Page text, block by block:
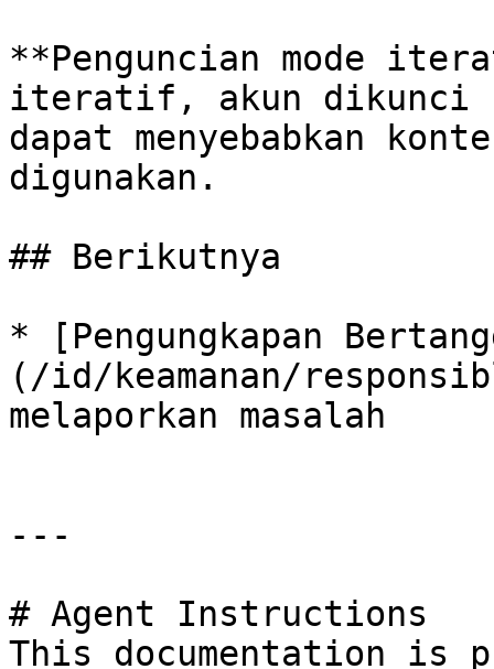
**Penguncian mode
iteratif, akun dikunci
dapat menyebabkan
digunakan.
## Berikutnya
* [Pengungkapan
(/id/keamanan/
melaporkan masalah
---
# Agent Instructions
This documentation is